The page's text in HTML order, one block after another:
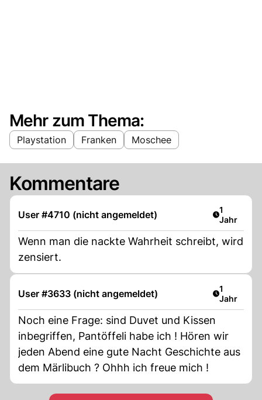
Mehr zum Thema:
Playstation Franken Moschee
Kommentare
User #4710 (nicht angemeldet) Artikel
1
Jahr
Wenn man die nackte Wahrheit schreibt, wird
zensiert.
User #3633 (nicht angemeldet) Artikel
1
Jahr
Noch eine Frage: sind Duvet und Kissen
inbegriffen, Pantöffeli habe ich ! Hören wir
jeden Abend eine gute Nacht Geschichte aus
dem Märlibuch ? Ohhh ich freue mich !